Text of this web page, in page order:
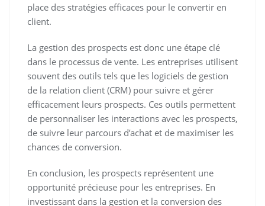
place des stratégies efficaces pour le convertir en
client.
La gestion des prospects est donc une étape clé
dans le processus de vente. Les entreprises utilisent
souvent des outils tels que les logiciels de gestion
de la relation client (CRM) pour suivre et gérer
efficacement leurs prospects. Ces outils permettent
de personnaliser les interactions avec les prospects,
de suivre leur parcours d’achat et de maximiser les
chances de conversion.
En conclusion, les prospects représentent une
opportunité précieuse pour les entreprises. En
investissant dans la gestion et la conversion des